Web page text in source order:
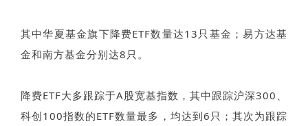
其中华夏基金旗下降费ETF数量达13只基金；易方达基
金和南方基金分别达8只。
降费ETF大多跟踪于A股宽基指数，其中跟踪沪深300、
科创100指数的ETF数量最多，均达到6只；其次为跟踪